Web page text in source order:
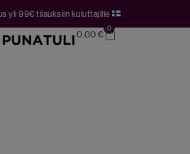
yli 99€ tilauksiin kuluttajille
0.00€
0